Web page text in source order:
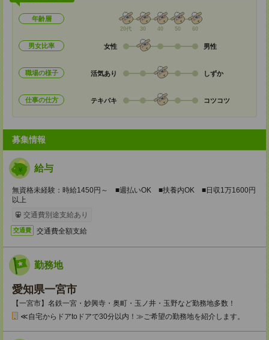
年齢層
20代 30 40 50 60
男女比率 女性 男性
職場の様子 活気あり しずか
仕事の仕方 テキパキ コツコツ
募集情報
給与
無資格未経験：時給1450円～ ■週払いOK ■扶養内OK ■日収1万1600円
以上
交通費別途支給あり
交通費 交通費全額支給
勤務地
愛知県一宮市
【一宮市】名鉄一宮・妙興寺・奥町・玉ノ井・玉野など勤務地多数！
≪自宅からドアtoドアで30分以内！≫ご希望の勤務地を紹介します。